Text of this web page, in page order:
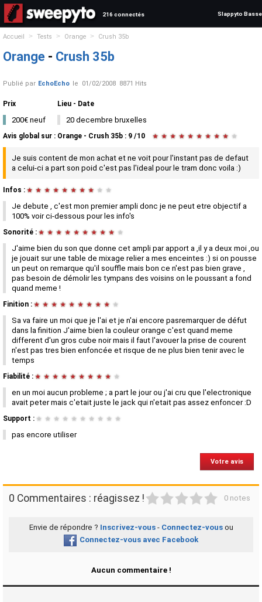
216 connectés Slappyto Basse
Accueil > Tests > Orange > Crush 35b
Orange - Crush 35b
Publié par EchoEcho le 01/02/2008 8871 Hits
Prix
200€ neuf
Lieu - Date
20 decembre bruxelles
Avis global sur : Orange - Crush 35b : 9 /10 ★ ★ ★ ★ ★ ★ ★ ★ ★ ★
Je suis content de mon achat et ne voit pour l'instant pas de defaut
a celui-ci a part son poid c'est pas l'ideal pour le tram donc voila :)
Infos : ★ ★ ★ ★ ★ ★ ★ ★ ★ ★
Je debute , c'est mon premier ampli donc je ne peut etre objectif a
100% voir ci-dessous pour les info's
Sonorité : ★ ★ ★ ★ ★ ★ ★ ★ ★ ★
J'aime bien du son que donne cet ampli par apport a ,il y a deux moi ,ou
je jouait sur une table de mixage relier a mes enceintes :) si on pousse
un peut on remarque qu'il souffle mais bon ce n'est pas bien grave ,
pas besoin de démolir les tympans des voisins on le poussant a fond
quand meme !
Finition : ★ ★ ★ ★ ★ ★ ★ ★ ★ ★
Sa va faire un moi que je l'ai et je n'ai encore pasremarquer de défut
dans la finition J'aime bien la couleur orange c'est quand meme
different d'un gros cube noir mais il faut l'avouer la prise de courent
n'est pas tres bien enfoncée et risque de ne plus bien tenir avec le
temps
Fiabilité : ★ ★ ★ ★ ★ ★ ★ ★ ★ ★
en un moi aucun probleme ; a part le jour ou j'ai cru que l'electronique
avait peter mais c'etait juste le jack qui n'etait pas assez enfoncer :D
Support : ★ ★ ★ ★ ★ ★ ★ ★ ★ ★
pas encore utiliser
Votre avis
0 Commentaires : réagissez ! 0 notes
Envie de répondre ? Inscrivez-vous- Connectez-vousou
Connectez-vous avec Facebook
Aucun commentaire !